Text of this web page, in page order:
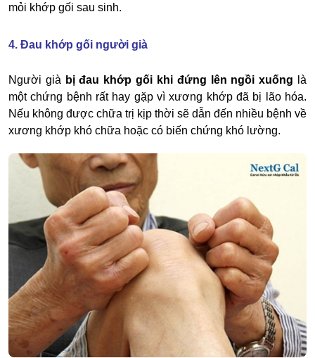
mỏi khớp gối sau sinh.
4. Đau khớp gối người già
Người già bị đau khớp gối khi đứng lên ngồi xuống là
một chứng bệnh rất hay gặp vì xương khớp đã bị lão hóa.
Nếu không được chữa trị kịp thời sẽ dẫn đến nhiều bệnh về
xương khớp khó chữa hoặc có biến chứng khó lường.